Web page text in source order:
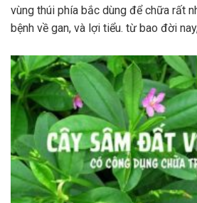
vùng thúi phía bắc dùng để chữa rất
bệnh về gan, và lợi tiểu. từ bao đời